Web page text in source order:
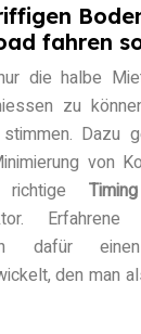
fahren
die halbe
zu
stimmen. Dazu
von
richtige Timing
Erfahrene
dafür einen
den man